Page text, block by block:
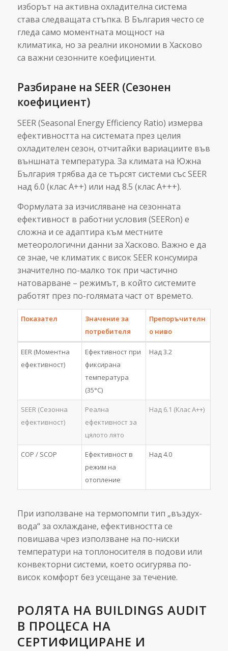
изборът на активна охладителна система
става следващата стъпка. В България често се
гледа само моментната мощност на
климатика, но за реални икономии в Хасково
са важни сезонните коефициенти.
Разбиране на SEER (Сезонен
коефициент)
SEER (Seasonal Energy Efficiency Ratio) измерва
ефективността на системата през целия
охладителен сезон, отчитайки вариациите във
външната температура. За климата на Южна
България трябва да се търсят системи със SEER
над 6.0 (клас А++) или над 8.5 (клас А+++).
Формулата за изчисляване на сезонната
ефективност в работни условия (SEERon) е
сложна и се адаптира към местните
метеорологични данни за Хасково. Важно е да
се знае, че климатик с висок SEER консумира
значително по-малко ток при частично
натоварване – режимът, в който системите
работят през по-голямата част от времето.
Показател
Значение за
потребителя
Препоръчителн
о ниво
EER (Моментна
ефективност)
Ефективност при
фиксирана
температура
(35°C)
Над 3.2
SEER (Сезонна
ефективност)
Реална
ефективност за
цялото лято
Над 6.1 (Клас А++)
COP / SCOP
Ефективност в
режим на
отопление
Над 4.0
При използване на термопомпи тип „въздух-
вода“ за охлаждане, ефективността се
повишава чрез използване на по-ниски
температури на топлоносителя в подови или
конвекторни системи, което осигурява по-
висок комфорт без усещане за течение.
РОЛЯТА НА BUILDINGS AUDIT
В ПРОЦЕСА НА
СЕРТИФИЦИРАНЕ И